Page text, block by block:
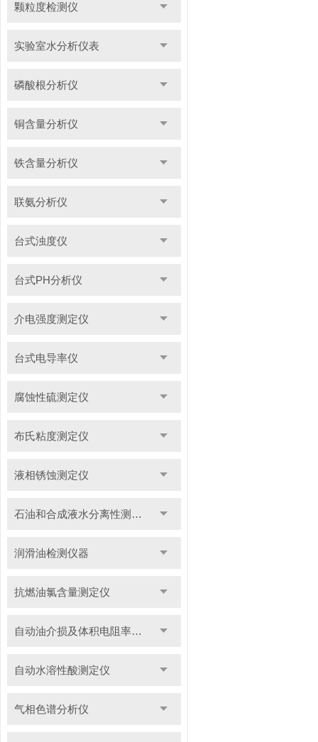
颗粒度检测仪
实验室水分析仪表
磷酸根分析仪
铜含量分析仪
铁含量分析仪
联氨分析仪
台式浊度仪
台式PH分析仪
介电强度测定仪
台式电导率仪
腐蚀性硫测定仪
布氏粘度测定仪
液相锈蚀测定仪
石油和合成液水分离性测定仪
润滑油检测仪器
抗燃油氯含量测定仪
自动油介损及体积电阻率测定仪
自动水溶性酸测定仪
气相色谱分析仪